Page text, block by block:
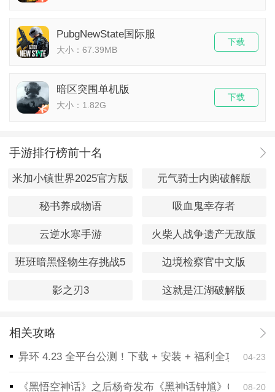
PubgNewState国际服
大小：67.39MB
下载
暗区突围单机版
大小：1.82G
下载
手游排行榜前十名
米加小镇世界2025官方版 元气骑士内购破解版
秘书养成物语 吸血鬼幸存者
云逆水寒手游 火柴人战争遗产无敌版
班班暗黑怪物生存挑战5 边境检察官中文版
影之刃3 这就是江湖破解版
相关攻略
异环 4.23 全平台公测！下载 + 安装 + 福利全攻略，一
04-23
《黑悟空神话》之后杨奇发布《黑神话钟馗》CG！预
08-20